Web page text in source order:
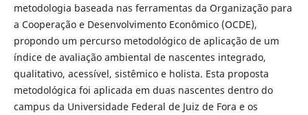
metodologia baseada nas ferramentas da Organização para
a Cooperação e Desenvolvimento Econômico (OCDE),
propondo um percurso metodológico de aplicação de um
índice de avaliação ambiental de nascentes integrado,
qualitativo, acessível, sistêmico e holista. Esta proposta
metodológica foi aplicada em duas nascentes dentro do
campus da Universidade Federal de Juiz de Fora e os